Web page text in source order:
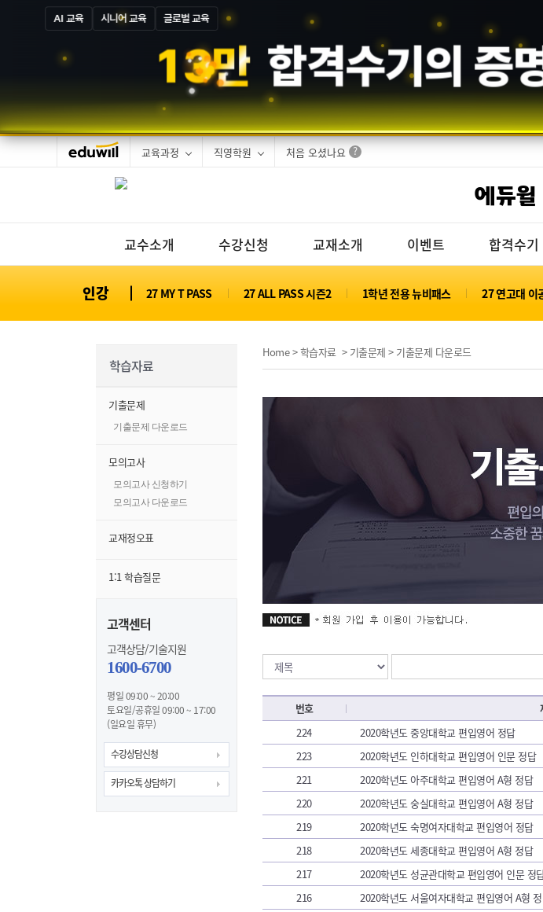
AI 교육 시니어 교육 글로벌 교육
13만 합격수기의 증
교육과정 직영학원 처음 오셨나요
에듀윌
교수소개 수강신청 교재소개 이벤트 합격수기
인강 27 MY T PASS 27 ALL PASS 시즌2 1학년 전용 뉴비패스 27 연고대 이
학습자료
기출문제
기출문제 다운로드
모의고사
모의고사 신청하기
모의고사 다운로드
교재정오표
1:1 학습질문
고객센터
고객상담/기술지원
1600-6700
평일 09:00 ~ 20:00
토요일/공휴일 09:00 ~ 17:00
(일요일 휴무)
수강상담신청
카카오톡 상담하기
Home>학습자료> 기출문제 > 기출문제 다운로드
번호
224
2020학년도 중앙대학교 편입영어 정답
223
2020학년도 인하대학교 편입영어 인문 정답
221
2020학년도 아주대학교 편입영어 A형 정답
220
2020학년도 숭실대학교 편입영어 A형 정답
219
2020학년도 숙명여자대학교 편입영어 정답
218
2020학년도 세종대학교 편입영어 A형 정답
217
2020학년도 성균관대학교 편입영어 인문 정
216
2020학년도 서울여자대학교 편입영어 A형